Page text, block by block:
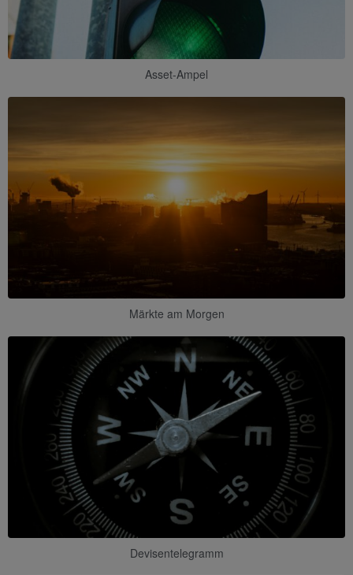
Asset-Ampel
Märkte am Morgen
Devisentelegramm